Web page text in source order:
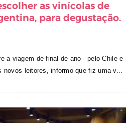
as vinícolas de
para degustação.
a viagem de final de ano pelo Chile e
leitores, informo que fiz uma v...